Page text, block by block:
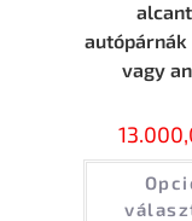
vagy